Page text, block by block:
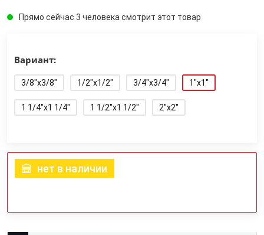
Прямо сейчас 3 человека смотрит этот товар
Вариант:
3/8"x3/8" 1/2"x1/2" 3/4"x3/4" 1"x1"
1 1/4"x1 1/4" 1 1/2"x1 1/2" 2"x2"
нет в наличии